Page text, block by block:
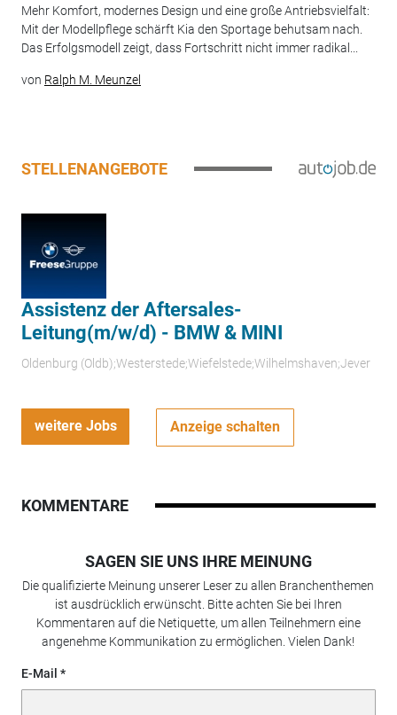
Mehr Komfort, modernes Design und eine große Antriebsvielfalt:
Mit der Modellpflege schärft Kia den Sportage behutsam nach.
Das Erfolgsmodell zeigt, dass Fortschritt nicht immer radikal...
von Ralph M. Meunzel
STELLENANGEBOTE
Assistenz der Aftersales-
Leitung(m/w/d) - BMW & MINI
Oldenburg (Oldb);Westerstede;Wiefelstede;Wilhelmshaven;Jever
weitere Jobs Anzeige schalten
KOMMENTARE
SAGEN SIE UNS IHRE MEINUNG
Die qualifizierte Meinung unserer Leser zu allen Branchenthemen
ist ausdrücklich erwünscht. Bitte achten Sie bei Ihren
Kommentaren auf die Netiquette, um allen Teilnehmern eine
angenehme Kommunikation zu ermöglichen. Vielen Dank!
E-Mail